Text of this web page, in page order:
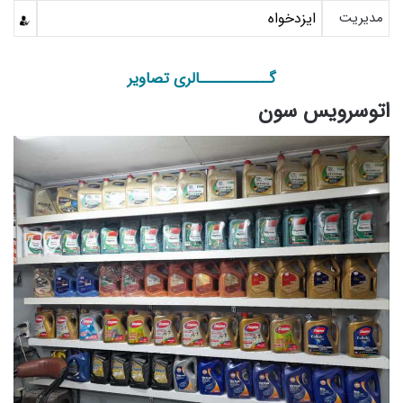
مدیریت ایزدخواه
گـــــــــــالری تصاویر
اتوسرویس سون